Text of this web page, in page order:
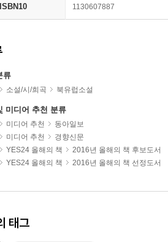
ISBN10 1130607887
류
소설/시/희곡 북유럽소설
미디어 추천 분류
미디어 추천
동아일보
미디어 추천
경향신문
YES24 올해의 책
2016년 올해의 책 후보도서
YES24 올해의 책 2016년 올해의 책 선정도서
태그